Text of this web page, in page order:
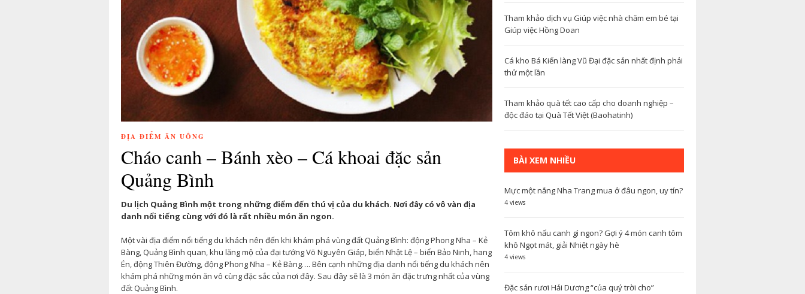
ĐỊA ĐIỂM ĂN UỐNG
Cháo canh – Bánh xèo – Cá khoai đặc sản
Quảng Bình
Du lịch Quảng Bình một trong những điểm đến thú vị của du khách. Nơi đây có vô vàn địa
danh nổi tiếng cùng với đó là rất nhiều món ăn ngon.
Một vài địa điểm nổi tiếng du khách nên đến khi khám phá vùng đất Quảng Bình: động Phong Nha – Kẻ
Bàng, Quảng Bình quan, khu lăng mộ của đại tướng Võ Nguyên Giáp, biển Nhật Lệ – biển Bảo Ninh, hang
Én, động Thiên Đường, động Phong Nha – Kẻ Bàng…. Bên cạnh những địa danh nổi tiếng du khách nên
khám phá những món ăn vô cùng đặc sắc của nơi đây. Sau đây sẽ là 3 món ăn đặc trưng nhất của vùng
đất Quảng Bình.
Tham khảo dịch vụ Giúp việc nhà chăm em bé tại
Giúp việc Hồng Doan
Cá kho Bá Kiến làng Vũ Đại đặc sản nhất định phải
thử một lần
Tham khảo quà tết cao cấp cho doanh nghiệp –
độc đáo tại Quà Tết Việt (Baohatinh)
BÀI XEM NHIỀU
Mực một nắng Nha Trang mua ở đâu ngon, uy tín?
4 views
Tôm khô nấu canh gì ngon? Gợi ý 4 món canh tôm
khô Ngọt mát, giải Nhiệt ngày hè
4 views
Đặc sản rươi Hải Dương “của quý trời cho”